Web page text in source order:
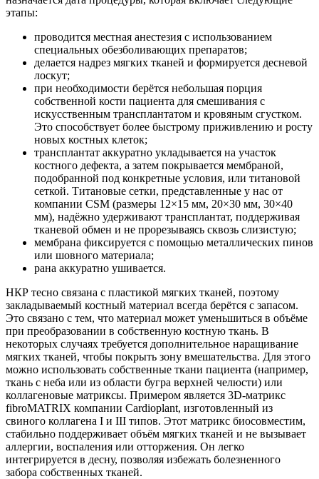
этапы:
проводится местная анестезия с использованием
специальных обезболивающих препаратов;
делается надрез мягких тканей и формируется десневой
лоскут;
при необходимости берётся небольшая порция
собственной кости пациента для смешивания с
искусственным трансплантатом и кровяным сгустком.
Это способствует более быстрому приживлению и росту
новых костных клеток;
трансплантат аккуратно укладывается на участок
костного дефекта, а затем покрывается мембраной,
подобранной под конкретные условия, или титановой
сеткой. Титановые сетки, представленные у нас от
компании CSM (размеры 12×15 мм, 20×30 мм, 30×40
мм), надёжно удерживают трансплантат, поддерживая
тканевой обмен и не прорезываясь сквозь слизистую;
мембрана фиксируется с помощью металлических пинов
или шовного материала;
рана аккуратно ушивается.
НКР тесно связана с пластикой мягких тканей, поэтому
закладываемый костный материал всегда берётся с запасом.
Это связано с тем, что материал может уменьшиться в объёме
при преобразовании в собственную костную ткань. В
некоторых случаях требуется дополнительное наращивание
мягких тканей, чтобы покрыть зону вмешательства. Для этого
можно использовать собственные ткани пациента (например,
ткань с неба или из области бугра верхней челюсти) или
коллагеновые матриксы. Примером является 3D-матрикс
fibroMATRIX компании Cardioplant, изготовленный из
свиного коллагена I и III типов. Этот матрикс биосовместим,
стабильно поддерживает объём мягких тканей и не вызывает
аллергии, воспаления или отторжения. Он легко
интегрируется в десну, позволяя избежать болезненного
забора собственных тканей.